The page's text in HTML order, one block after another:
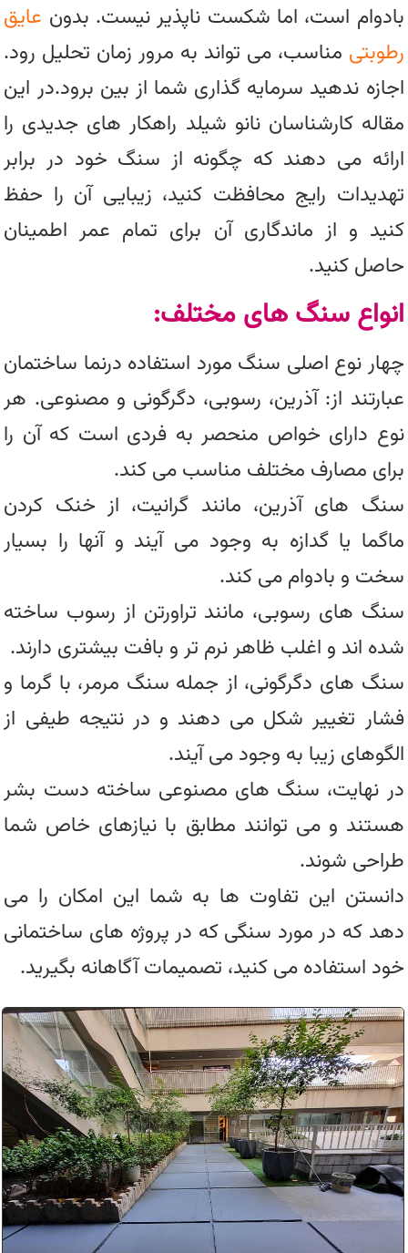
بادوام است، اما شکست ناپذیر نیست. بدون عایق
رطوبتی مناسب، می تواند به مرور زمان تحلیل رود.
اجازه ندهید سرمایه گذاری شما از بین برود.در این
مقاله کارشناسان نانو شیلد راهکار های جدیدی را
ارائه می دهند که چگونه از سنگ خود در برابر
تهدیدات رایج محافظت کنید، زیبایی آن را حفظ
کنید و از ماندگاری آن برای تمام عمر اطمینان
حاصل کنید.
انواع سنگ های مختلف:
چهار نوع اصلی سنگ مورد استفاده درنما ساختمان
عبارتند از: آذرین، رسوبی، دگرگونی و مصنوعی. هر
نوع دارای خواص منحصر به فردی است که آن را
برای مصارف مختلف مناسب می کند.
سنگ های آذرین، مانند گرانیت، از خنک کردن
ماگما یا گدازه به وجود می آیند و آنها را بسیار
سخت و بادوام می کند.
سنگ های رسوبی، مانند تراورتن از رسوب ساخته
شده اند و اغلب ظاهر نرم تر و بافت بیشتری دارند.
سنگ های دگرگونی، از جمله سنگ مرمر، با گرما و
فشار تغییر شکل می دهند و در نتیجه طیفی از
الگوهای زیبا به وجود می آیند.
در نهایت، سنگ های مصنوعی ساخته دست بشر
هستند و می توانند مطابق با نیازهای خاص شما
طراحی شوند.
دانستن این تفاوت ها به شما این امکان را می
دهد که در مورد سنگی که در پروژه های ساختمانی
خود استفاده می کنید، تصمیمات آگاهانه بگیرید.